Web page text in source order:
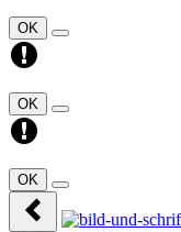
OK
OK
OK